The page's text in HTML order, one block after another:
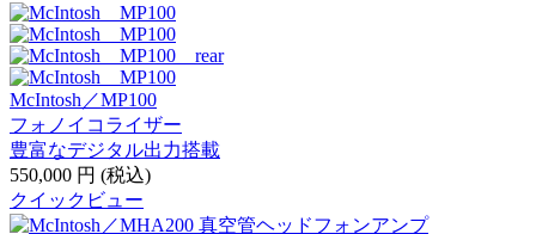
McIntosh／MP100
フォノイコライザー
豊富なデジタル出力搭載
550,000 円 (税込)
クイックビュー